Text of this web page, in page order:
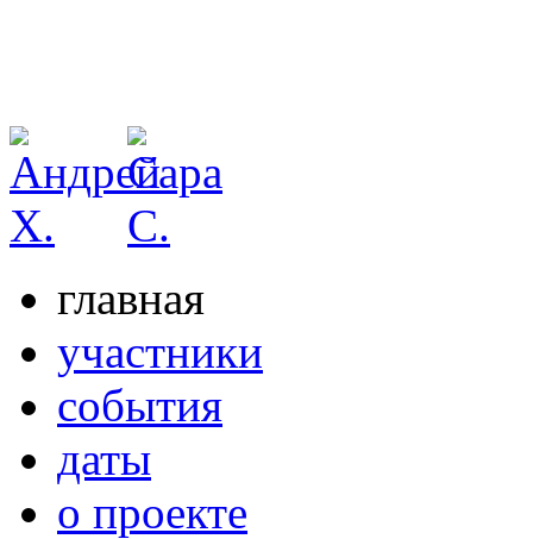
главная
участники
события
даты
о проекте